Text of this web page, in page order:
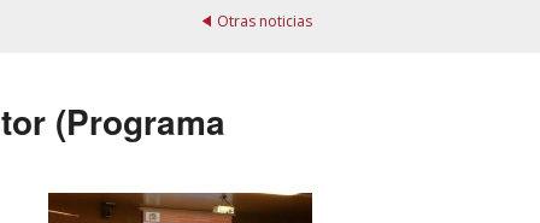
Otras noticias
(Programa